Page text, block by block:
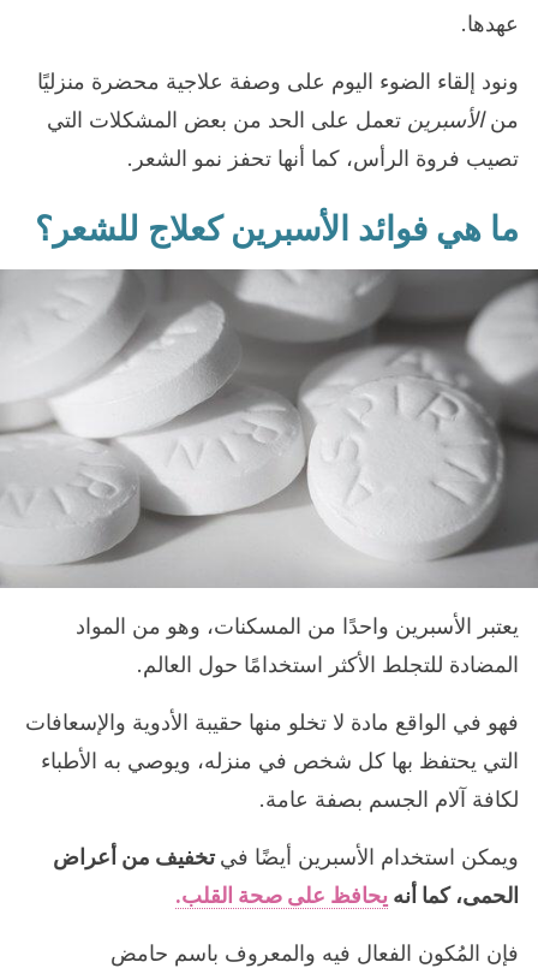
عهدها.
ونود إلقاء الضوء اليوم على وصفة علاجية محضرة منزليًا
منالأسبرين تعمل على الحد من بعض المشكلات التي
تصيب فروة الرأس، كما أنها تحفز نمو الشعر.
ما هي فوائد الأسبرين كعلاج للشعر؟
يعتبر الأسبرين واحدًا من المسكنات، وهو من المواد
المضادة للتجلط الأكثر استخدامًا حول العالم.
فهو في الواقع مادة لا تخلو منها حقيبة الأدوية والإسعافات
التي يحتفظ بها كل شخص في منزله، ويوصي به الأطباء
لكافة آلام الجسم بصفة عامة.
ويمكن استخدام الأسبرين أيضًا فيتخفيف من أعراض
الحمى، كما أنه يحافظ على صحة القلب.
فإن المُكون الفعال فيه والمعروف باسم حامض